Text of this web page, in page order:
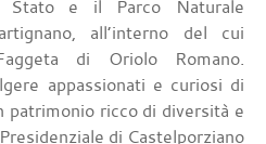
Stato e il Parco Naturale
all’interno del cui
di Oriolo Romano.
appassionati e curiosi di
patrimonio ricco di diversità e
di Castelporziano